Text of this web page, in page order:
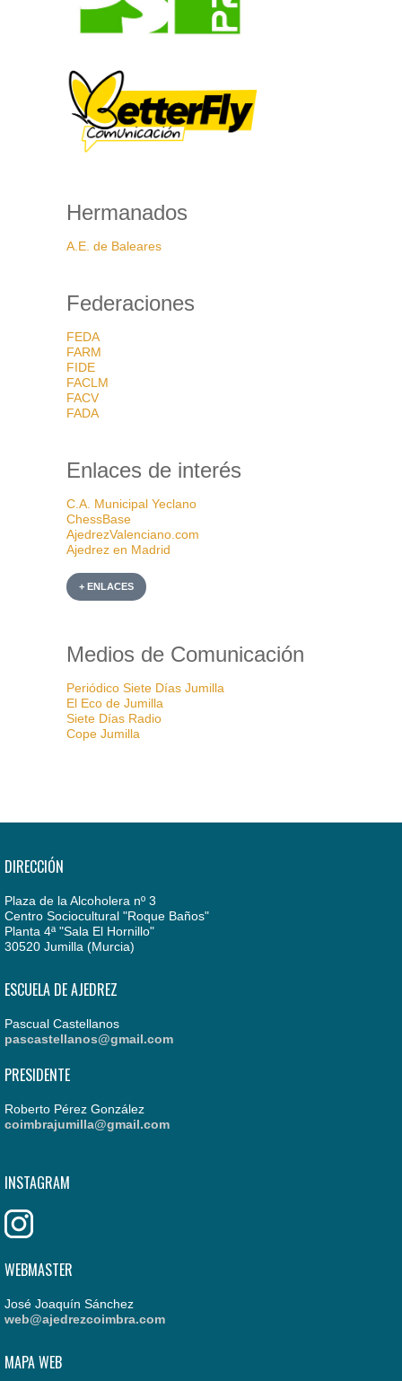
Hermanados
A.E. de Baleares
Federaciones
FEDA
FARM
FIDE
FACLM
FACV
FADA
Enlaces de interés
C.A. Municipal Yeclano
ChessBase
AjedrezValenciano.com
Ajedrez en Madrid
+ ENLACES
Medios de Comunicación
Periódico Siete Días Jumilla
El Eco de Jumilla
Siete Días Radio
Cope Jumilla
DIRECCIÓN
Plaza de la Alcoholera nº 3
Centro Sociocultural "Roque Baños"
Planta 4ª "Sala El Hornillo"
30520 Jumilla (Murcia)
ESCUELA DE AJEDREZ
Pascual Castellanos
pascastellanos@gmail.com
PRESIDENTE
Roberto Pérez González
coimbrajumilla@gmail.com
INSTAGRAM
WEBMASTER
José Joaquín Sánchez
web@ajedrezcoimbra.com
MAPA WEB